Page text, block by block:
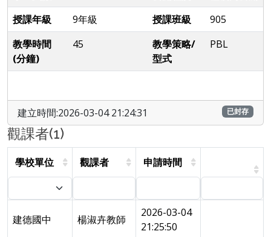
授課年級
9年級 授課班級
905
教學時間
(分鐘)
45
教學策略/
型式
PBL
建立時間:2026-03-04 21:24:31 已封存
觀課者(1)
學校單位 觀課者 申請時間
建德國中 楊淑卉教師
2026-03-04
21:25:50